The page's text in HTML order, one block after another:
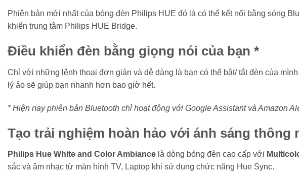
Phiên bản mới nhất của bóng đèn Philips HUE đó là có thể kết nối bằng sóng
khiển trung tâm Philips HUE Bridge.
Điều khiển đèn bằng giọng nói của bạn *
Chỉ với những lệnh thoại đơn giản và dễ dàng là bạn có thể bật/ tắt đèn của
lý ảo sẽ giúp bạn nhanh hơn bao giờ hết.
* Hiện nay phiên bản Bluetooth chỉ hoạt động với Google Assistant và Amazon
Tạo trải nghiệm hoàn hảo với ánh sáng thông
Philips Hue White and Color Ambiance là dòng bóng đèn cao cấp với
sắc và âm nhạc từ màn hình TV, Laptop khi sử dụng chức năng Hue Sync.